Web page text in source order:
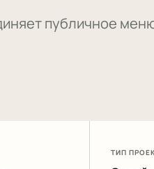
публичное
ТИП